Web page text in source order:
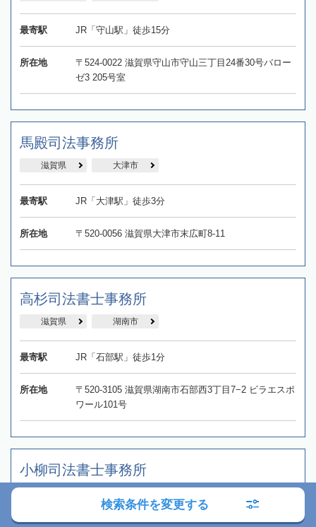
最寄駅 JR「守山駅」徒歩15分
所在地
〒524-0022 滋賀県守山市守山三丁目24番30号バロー
ゼ3 205号室
馬殿司法事務所
滋賀県 大津市
最寄駅 JR「大津駅」徒歩3分
所在地 〒520-0056 滋賀県大津市末広町8‐11
高杉司法書士事務所
滋賀県 湖南市
最寄駅 JR「石部駅」徒歩1分
所在地
〒520-3105 滋賀県湖南市石部西3丁目7−2 ビラエスポ
ワール101号
小柳司法書士事務所
検索条件を変更する